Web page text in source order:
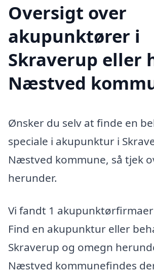
Oversigt over
akupunktører i
Skraverup eller
Næstved
Ønsker du selv at finde en
speciale i akupunktur i
Næstved kommune, så tjek
herunder.
Vi fandt 1
Find en akupunktur eller
Skraverup og omegn
Næstved kommunefindes